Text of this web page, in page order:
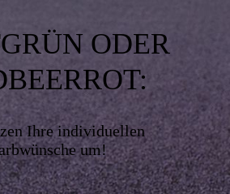
ODER
Ihre individuellen
um!